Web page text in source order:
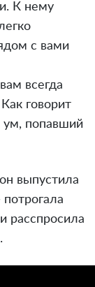
К нему
с вами
всегда
говорит
попавший
выпустила
расспросила